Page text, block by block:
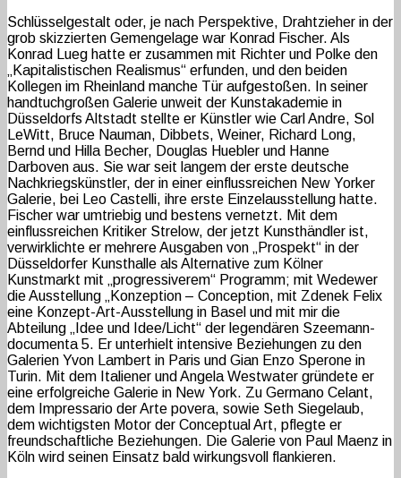
Schlüsselgestalt oder, je nach Perspektive, Drahtzieher in der
grob skizzierten Gemengelage war Konrad Fischer. Als
Konrad Lueg hatte er zusammen mit Richter und Polke den
„Kapitalistischen Realismus“ erfunden, und den beiden
Kollegen im Rheinland manche Tür aufgestoßen. In seiner
handtuchgroßen Galerie unweit der Kunstakademie in
Düsseldorfs Altstadt stellte er Künstler wie Carl Andre, Sol
LeWitt, Bruce Nauman, Dibbets, Weiner, Richard Long,
Bernd und Hilla Becher, Douglas Huebler und Hanne
Darboven aus. Sie war seit langem der erste deutsche
Nachkriegskünstler, der in einer einflussreichen New Yorker
Galerie, bei Leo Castelli, ihre erste Einzelausstellung hatte.
Fischer war umtriebig und bestens vernetzt. Mit dem
einflussreichen Kritiker Strelow, der jetzt Kunsthändler ist,
verwirklichte er mehrere Ausgaben von „Prospekt“ in der
Düsseldorfer Kunsthalle als Alternative zum Kölner
Kunstmarkt mit „progressiverem“ Programm; mit Wedewer
die Ausstellung „Konzeption – Conception, mit Zdenek Felix
eine Konzept-Art-Ausstellung in Basel und mit mir die
Abteilung „Idee und Idee/Licht“ der legendären Szeemann-
documenta 5. Er unterhielt intensive Beziehungen zu den
Galerien Yvon Lambert in Paris und Gian Enzo Sperone in
Turin. Mit dem Italiener und Angela Westwater gründete er
eine erfolgreiche Galerie in New York. Zu Germano Celant,
dem Impressario der Arte povera, sowie Seth Siegelaub,
dem wichtigsten Motor der Conceptual Art, pflegte er
freundschaftliche Beziehungen. Die Galerie von Paul Maenz in
Köln wird seinen Einsatz bald wirkungsvoll flankieren.